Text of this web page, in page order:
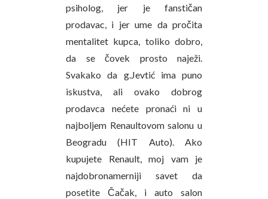
psiholog, jer je fanstičan
prodavac, i jer ume da pročita
mentalitet kupca, toliko dobro,
da se čovek prosto naježi.
Svakako da g.Jevtić ima puno
iskustva, ali ovako dobrog
prodavca nećete pronaći ni u
najboljem Renaultovom salonu u
Beogradu (HIT Auto). Ako
kupujete Renault, moj vam je
najdobronamerniji savet da
posetite Čačak, i auto salon